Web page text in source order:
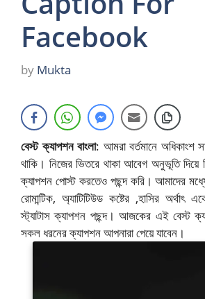
Facebook
by Mukta
বেস্ট ক্যাপশন বাংলা: আমরা বর্তমানে অধিকাংশ
থাকি। নিজের ভিতরে থাকা আবেগ অনুভূতি দিয়ে
ক্যাপশন পোস্ট করতেও পছন্দ করি। আমাদের
রোমান্টিক, অ্যাটিটিউড কষ্টের ,হাসির
স্ট্যাটাস ক্যাপশন পছন্দ। আজকের এই বেস্ট
সকল ধরনের ক্যাপশন আপনারা পেয়ে যাবেন।